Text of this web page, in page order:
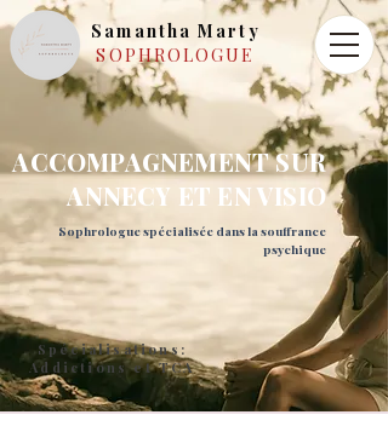
Samantha Marty
SOPHROLOGUE
ACCOMPAGNEMENT SUR
ANNECY ET EN VISIO
Sophrologue spécialisée dans la souffrance
psychique
Spécialisations:
Addictions et TCA